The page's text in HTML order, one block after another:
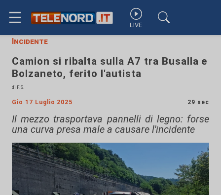
☰ LIVE
Incidente
Camion si ribalta sulla A7 tra Busalla e
Bolzaneto, ferito l'autista
di F.S.
Gio 17 Luglio 2025 29 sec
Il mezzo trasportava pannelli di legno: forse
una curva presa male a causare l'incidente